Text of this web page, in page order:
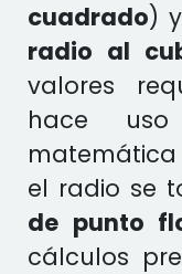
cuadrado)
radio al
valores
hace
matemática
el radio se
de punto
cálculos